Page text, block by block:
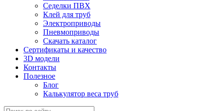
Седелки ПВХ
Клей для труб
Электроприводы
Пневмоприводы
Скачать каталог
Сертификаты и качество
3D модели
Контакты
Полезное
Блог
Калькулятор веса труб